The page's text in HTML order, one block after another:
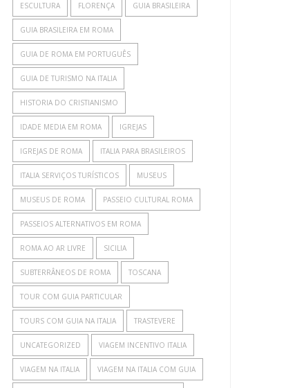
ESCULTURA FLORENÇA GUIA BRASILEIRA
GUIA BRASILEIRA EM ROMA
GUIA DE ROMA EM PORTUGUÊS
GUIA DE TURISMO NA ITALIA
HISTORIA DO CRISTIANISMO
IDADE MEDIA EM ROMA IGREJAS
IGREJAS DE ROMA ITALIA PARA BRASILEIROS
ITALIA SERVIÇOS TURÍSTICOS MUSEUS
MUSEUS DE ROMA PASSEIO CULTURAL ROMA
PASSEIOS ALTERNATIVOS EM ROMA
ROMA AO AR LIVRE SICILIA
SUBTERRÂNEOS DE ROMA TOSCANA
TOUR COM GUIA PARTICULAR
TOURS COM GUIA NA ITALIA TRASTEVERE
UNCATEGORIZED VIAGEM INCENTIVO ITALIA
VIAGEM NA ITALIA VIAGEM NA ITALIA COM GUIA